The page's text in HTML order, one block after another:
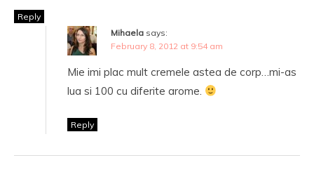
Reply
Mihaela says:
February 8, 2012 at 9:54 am
Mie imi plac mult cremele astea de corp…mi-as
lua si 100 cu diferite arome.
Reply